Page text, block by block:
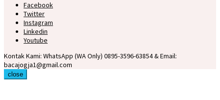
Facebook
Twitter
Instagram
Linkedin
Youtube
Kontak Kami: WhatsApp (WA Only) 0895-3596-63854 & Email:
bacajogja1@gmail.com
close